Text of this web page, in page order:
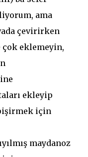
ama
çevirirken
eklemeyin,
ekleyip
için
maydanoz